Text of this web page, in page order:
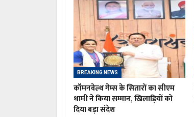
BREAKING NEWS
कॉमनवेल्थ गेम्स के सितारों का सीएम
धामी ने किया सम्मान, खिलाड़ियों को
दिया बड़ा संदेश